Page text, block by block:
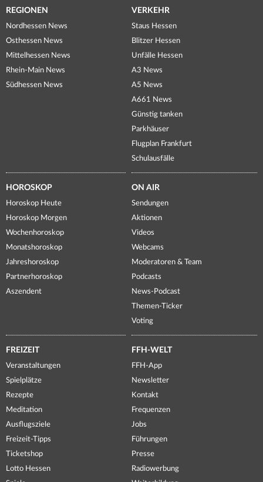
REGIONEN
Nordhessen News
Osthessen News
Mittelhessen News
Rhein-Main News
Südhessen News
VERKEHR
Staus Hessen
Blitzer Hessen
Unfälle Hessen
A3 News
A5 News
A661 News
Günstig tanken
Parkhäuser
Flugplan Frankfurt
Schulausfälle
HOROSKOP
Horoskop Heute
Horoskop Morgen
Wochenhoroskop
Monatshoroskop
Jahreshoroskop
Partnerhoroskop
Aszendent
ON AIR
Sendungen
Aktionen
Videos
Webcams
Moderatoren & Team
Podcasts
News-Podcast
Themen-Ticker
Voting
FREIZEIT
Veranstaltungen
Spielplätze
Rezepte
Meditation
Ausflugsziele
Freizeit-Tipps
Ticketshop
Lotto Hessen
FFH-WELT
FFH-App
Newsletter
Kontakt
Frequenzen
Jobs
Führungen
Presse
Radiowerbung